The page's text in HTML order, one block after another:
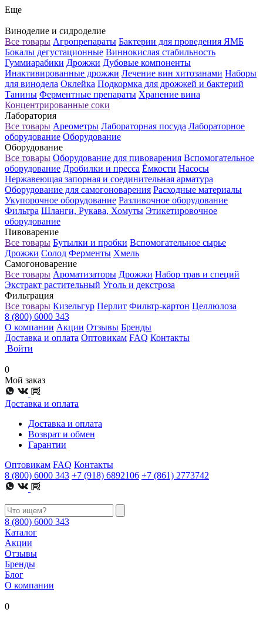
Еще
Виноделие и сидроделие
Все товары Агропрепараты Бактерии для проведения ЯМБ
Бокалы дегустационные Виннокислая стабильность
Гуммиарабики Дрожжи Дубовые компоненты
Инактивированные дрожжи Лечение вин хитозанами Наборы
для винодела Оклейка Подкормка для дрожжей и бактерий
Танины Ферментные препараты Хранение вина
Концентрированные соки
Лаборатория
Все товары Ареометры Лабораторная посуда Лабораторное
оборудование Оборудование
Оборудование
Все товары Оборудование для пивоварения Вспомогательное
оборудование Дробилки и пресса Ёмкости Насосы
Нержавеющая запорная и соединительная арматура
Оборудование для самогоноварения Расходные материалы
Укупорочное оборудование Разливочное оборудование
Фильтра Шланги, Рукава, Хомуты Этикетировочное
оборудование
Пивоварение
Все товары Бутылки и пробки Вспомогательное сырье
Дрожжи Солод Ферменты Хмель
Самогоноварение
Все товары Ароматизаторы Дрожжи Набор трав и специй
Экстракт растительный Уголь и декстроза
Фильтрация
Все товары Кизельгур Перлит Фильтр-картон Целлюлоза
8 (800) 6000 343
О компании Акции Отзывы Бренды
Доставка и оплата Оптовикам FAQ Контакты
Войти
0
Мой заказ
Доставка и оплата
Доставка и оплата
Возврат и обмен
Гарантии
Оптовикам FAQ Контакты
8 (800) 6000 343 +7 (918) 6892106 +7 (861) 2773742
8 (800) 6000 343
Каталог
Акции
Отзывы
Бренды
Блог
О компании
0